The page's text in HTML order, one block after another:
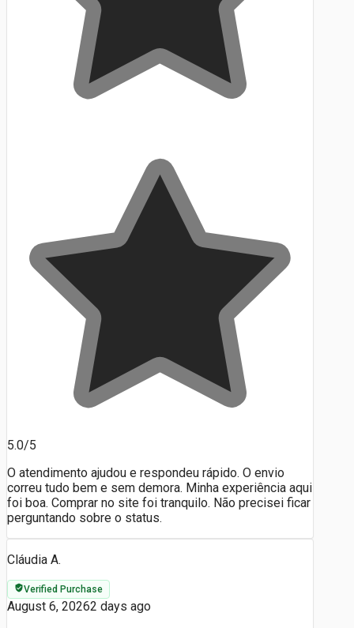
5.0/5
O atendimento ajudou e respondeu rápido. O envio
correu tudo bem e sem demora. Minha experiência aqui
foi boa. Comprar no site foi tranquilo. Não precisei ficar
perguntando sobre o status.
Cláudia A.
Verified Purchase
August 6, 20262 days ago